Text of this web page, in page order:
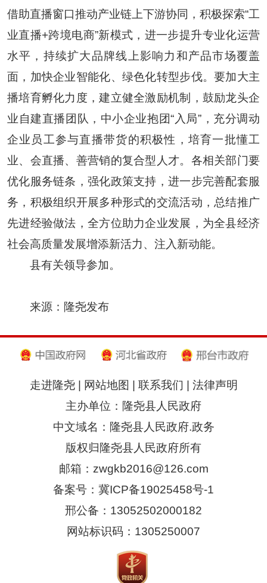
借助直播窗口推动产业链上下游协同，积极探索“工
业直播+跨境电商”新模式，进一步提升专业化运营
水平，持续扩大品牌线上影响力和产品市场覆盖
面，加快企业智能化、绿色化转型步伐。要加大主
播培育孵化力度，建立健全激励机制，鼓励龙头企
业自建直播团队，中小企业抱团“入局”，充分调动
企业员工参与直播带货的积极性，培育一批懂工
业、会直播、善营销的复合型人才。各相关部门要
优化服务链条，强化政策支持，进一步完善配套服
务，积极组织开展多种形式的交流活动，总结推广
先进经验做法，全方位助力企业发展，为全县经济
社会高质量发展增添新活力、注入新动能。
县有关领导参加。
来源：隆尧发布
走进隆尧| 网站地图 | 联系我们 | 法律声明
主办单位：隆尧县人民政府
中文域名：隆尧县人民政府.政务
版权归隆尧县人民政府所有
邮箱：zwgkb2016@126.com
备案号：冀ICP备19025458号-1
邢公备：13052502000182
网站标识码：1305250007